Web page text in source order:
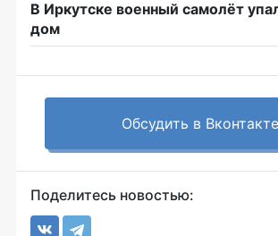
В Иркутске военный самолёт
дом
Обсудить в Вконтакте
Поделитесь новостью: